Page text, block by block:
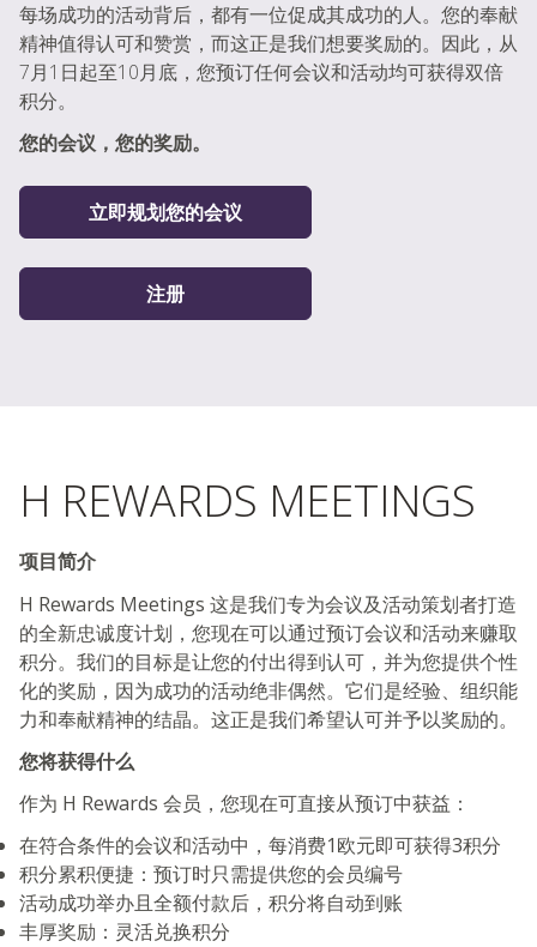
每场成功的活动背后，都有一位促成其成功的人。您的奉献
精神值得认可和赞赏，而这正是我们想要奖励的。因此，从
7月1日起至10月底，您预订任何会议和活动均可获得双倍
积分。
您的会议，您的奖励。
立即规划您的会议
注册
H REWARDS MEETINGS
项目简介
H Rewards Meetings 这是我们专为会议及活动策划者打造
的全新忠诚度计划，您现在可以通过预订会议和活动来赚取
积分。我们的目标是让您的付出得到认可，并为您提供个性
化的奖励，因为成功的活动绝非偶然。它们是经验、组织能
力和奉献精神的结晶。这正是我们希望认可并予以奖励的。
您将获得什么
作为 H Rewards 会员，您现在可直接从预订中获益：
在符合条件的会议和活动中，每消费1欧元即可获得3积分
积分累积便捷：预订时只需提供您的会员编号
活动成功举办且全额付款后，积分将自动到账
丰厚奖励：灵活兑换积分